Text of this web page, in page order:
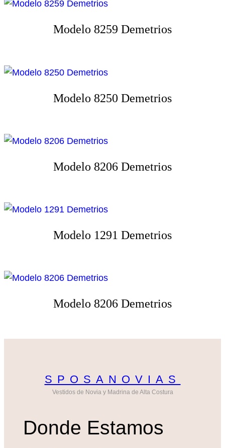
Modelo 8259 Demetrios
Modelo 8250 Demetrios
Modelo 8206 Demetrios
Modelo 1291 Demetrios
Modelo 8206 Demetrios
SPOSANOVIAS
Vestidos de Novia y Madrina de Alta Costura
Donde Estamos